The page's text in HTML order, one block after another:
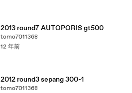
2013 round7 AUTOPORIS gt500
tomo7011368
12 年前
2012 round3 sepang 300-1
tomo7011368